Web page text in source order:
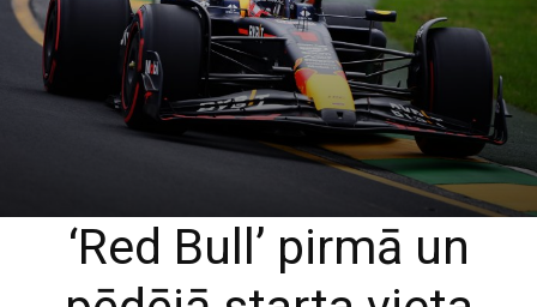
‘Red Bull’ pirmā un